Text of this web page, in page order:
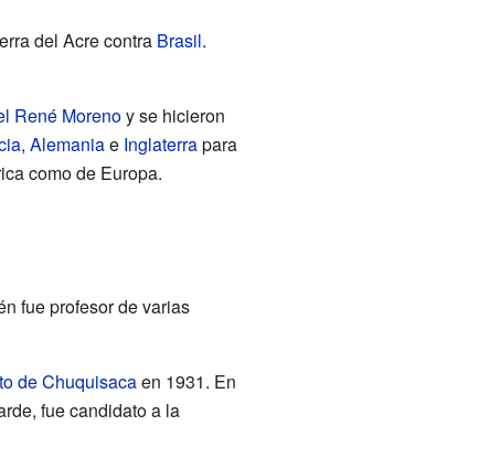
del Acre contra Brasil.
René Morenoy se hicieron
, Alemaniae Inglaterrapara
como de Europa.
fue profesor de varias
de Chuquisacaen 1931. En
fue candidato a la